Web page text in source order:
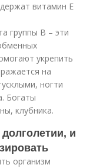
витамин Е
группы В – эти
укрепить
на
ногти
Богаты
клубника.
и
организм